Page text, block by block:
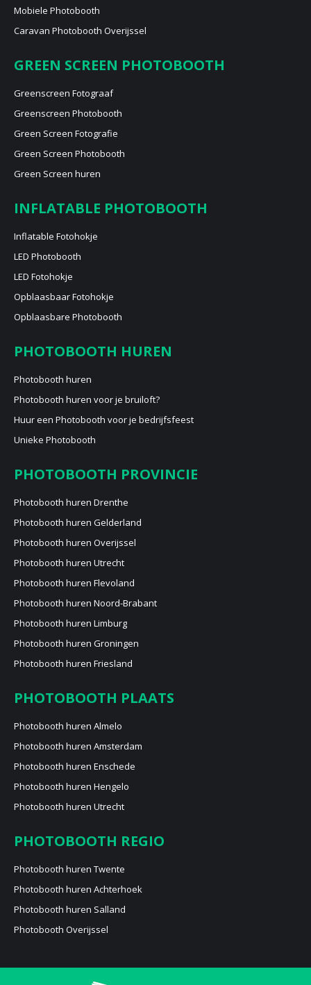
Mobiele Photobooth
Caravan Photobooth Overijssel
GREEN SCREEN PHOTOBOOTH
Greenscreen Fotograaf
Greenscreen Photobooth
Green Screen Fotografie
Green Screen Photobooth
Green Screen huren
INFLATABLE PHOTOBOOTH
Inflatable Fotohokje
LED Photobooth
LED Fotohokje
Opblaasbaar Fotohokje
Opblaasbare Photobooth
PHOTOBOOTH HUREN
Photobooth huren
Photobooth huren voor je bruiloft?
Huur een Photobooth voor je bedrijfsfeest
Unieke Photobooth
PHOTOBOOTH PROVINCIE
Photobooth huren Drenthe
Photobooth huren Gelderland
Photobooth huren Overijssel
Photobooth huren Utrecht
Photobooth huren Flevoland
Photobooth huren Noord-Brabant
Photobooth huren Limburg
Photobooth huren Groningen
Photobooth huren Friesland
PHOTOBOOTH PLAATS
Photobooth huren Almelo
Photobooth huren Amsterdam
Photobooth huren Enschede
Photobooth huren Hengelo
Photobooth huren Utrecht
PHOTOBOOTH REGIO
Photobooth huren Twente
Photobooth huren Achterhoek
Photobooth huren Salland
Photobooth Overijssel